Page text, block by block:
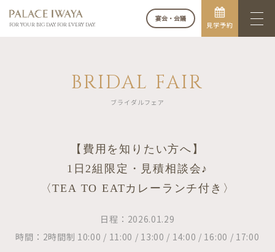
FOR YOUR BIG DAY. FOR EVERY DAY.
宴会・会議
見学予約
BRIDAL FAIR
ブライダルフェア
【費用を知りたい方へ】
1日2組限定・見積相談会♪
〈TEA TO EATカレーランチ付き〉
日程：2026.01.29
時間：2時間制 10:00 / 11:00 / 13:00 / 14:00 / 16:00 / 17:00